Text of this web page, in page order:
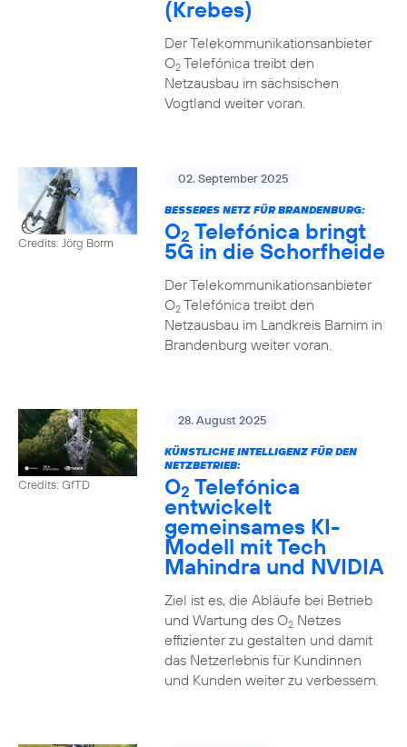
(Krebes)
Der Telekommunikationsanbieter
O2Telefónica treibt den
Netzausbau im sächsischen
Vogtland weiter voran.
Credits: Jörg Borm
02. September 2025
BESSERES NETZ FÜR BRANDENBURG:
O2 Telefónica bringt
5G in die Schorfheide
Der Telekommunikationsanbieter
O2Telefónica treibt den
Netzausbau im Landkreis Barnim in
Brandenburg weiter voran.
Credits: GfTD
28. August 2025
KÜNSTLICHE INTELLIGENZ FÜR DEN
NETZBETRIEB:
O2 Telefónica
entwickelt
gemeinsames KI-
Modell mit Tech
Mahindra und NVIDIA
Ziel ist es, die Abläufe bei Betrieb
und Wartung des O2Netzes
effizienter zu gestalten und damit
das Netzerlebnis für Kundinnen
und Kunden weiter zu verbessern.